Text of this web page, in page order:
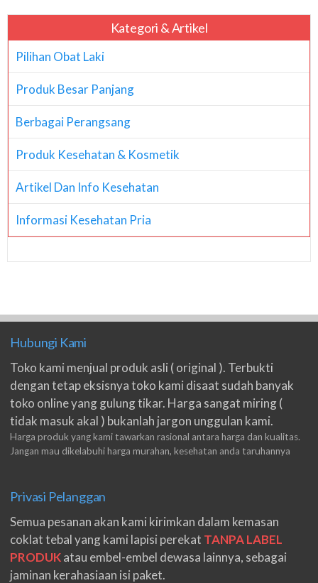
Kategori & Artikel
Pilihan Obat Laki
Produk Besar Panjang
Berbagai Perangsang
Produk Kesehatan & Kosmetik
Artikel Dan Info Kesehatan
Informasi Kesehatan Pria
Hubungi Kami
Toko kami menjual produk asli ( original ). Terbukti
dengan tetap eksisnya toko kami disaat sudah banyak
toko online yang gulung tikar. Harga sangat miring (
tidak masuk akal ) bukanlah jargon unggulan kami.
Harga produk yang kami tawarkan rasional antara harga dan kualitas.
Jangan mau dikelabuhi harga murahan, kesehatan anda taruhannya
Privasi Pelanggan
Semua pesanan akan kami kirimkan dalam kemasan
coklat tebal yang kami lapisi perekat TANPA LABEL
PRODUKatau embel-embel dewasa lainnya, sebagai
jaminan kerahasiaan isi paket.